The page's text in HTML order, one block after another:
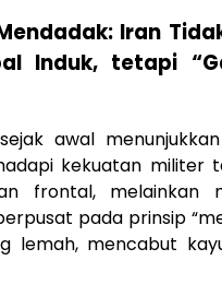
Iran
Induk, tetapi
awal
kekuatan militer
frontal, melainkan
pada prinsip
lemah, mencabut